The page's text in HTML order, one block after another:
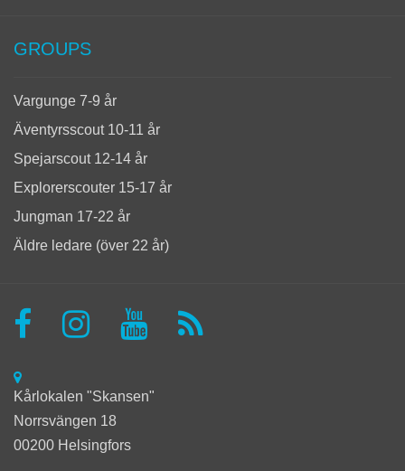
GROUPS
Vargunge 7-9 år
Äventyrsscout 10-11 år
Spejarscout 12-14 år
Explorerscouter 15-17 år
Jungman 17-22 år
Äldre ledare (över 22 år)
Kårlokalen "Skansen"
Norrsvängen 18
00200 Helsingfors